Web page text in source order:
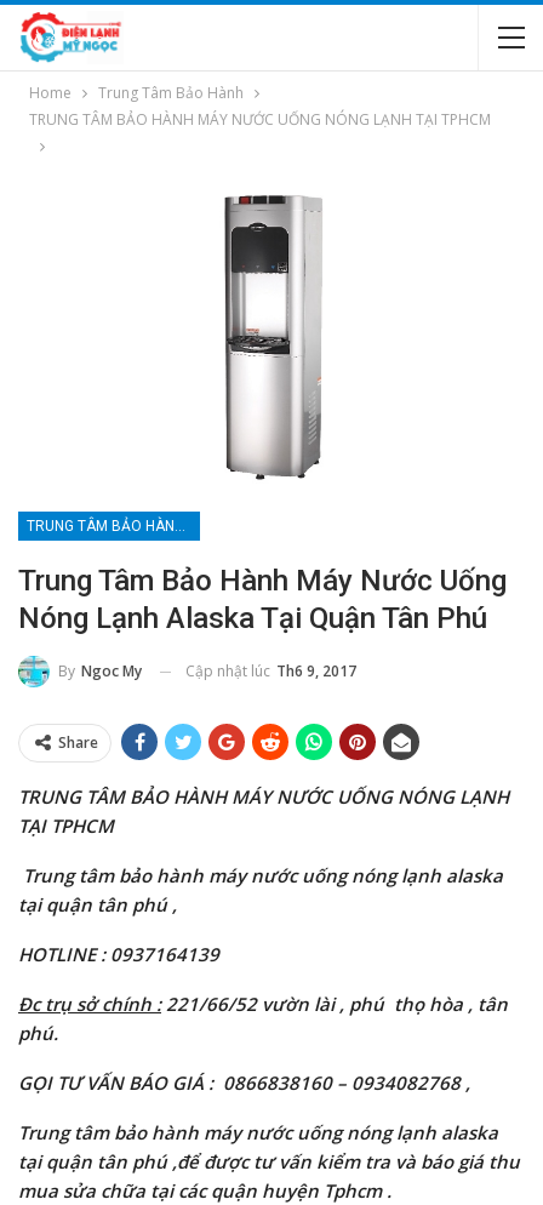
Home
Trung Tâm Bảo Hành
TRUNG TÂM BẢO HÀNH MÁY NƯỚC UỐNG NÓNG LẠNH TẠI TPHCM
Trung Tâm Bảo Hành Máy Nước Uống
Nóng Lạnh Alaska Tại Quận Tân Phú
By Ngoc My Cập nhật lúc Th6 9, 2017
Share
TRUNG TÂM BẢO HÀNH MÁY NƯỚC UỐNG NÓNG LẠNH
TẠI TPHCM
Trung tâm bảo hành máy nước uống nóng lạnh alaska
tại quận tân phú ,
HOTLINE : 0937164139
Đc trụ sở chính : 221/66/52 vườn lài, phú thọ hòa , tân
phú.
GỌI TƯ VẤN BÁO GIÁ : 0866838160 – 0934082768 ,
Trung tâm bảo hành máy nước uống nóng lạnh alaska
tại quận tân phú ,để được tư vấn kiểm tra và báo giá thu
mua sửa chữa tại các quận huyện Tphcm .